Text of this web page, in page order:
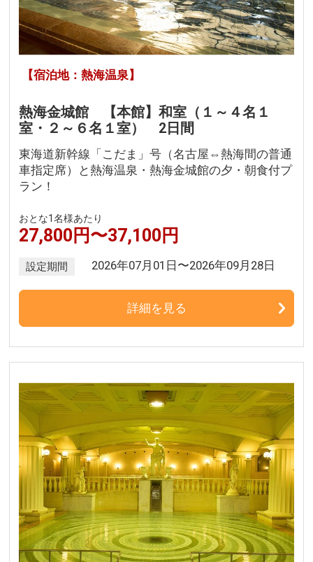
【宿泊地：熱海温泉】
熱海金城館 【本館】和室（１～４名１
室・２～６名１室） 2日間
東海道新幹線「こだま」号（名古屋⇔熱海間の普通
車指定席）と熱海温泉・熱海金城館の夕・朝食付プ
ラン！
おとな1名様あたり
27,800円〜37,100円
設定期間 2026年07月01日〜2026年09月28日
詳細を見る